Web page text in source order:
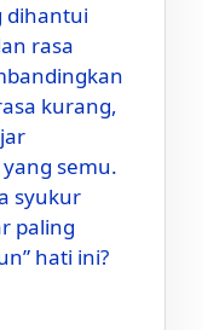
dihantui
rasa
kurang,
semu.
syukur
paling
hati ini?